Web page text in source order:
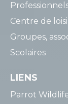
Centre de
Groupes,
Scolaires
LIENS
Parrot